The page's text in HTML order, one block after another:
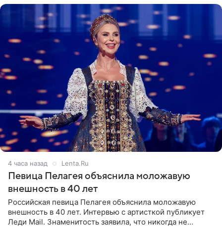
4 часа назад Lenta.Ru
Певица Пелагея объяснила моложавую
внешность в 40 лет
Российская певица Пелагея объяснила моложавую
внешность в 40 лет. Интервью с артисткой публикует
Леди Mail. Знаменитость заявила, что никогда не